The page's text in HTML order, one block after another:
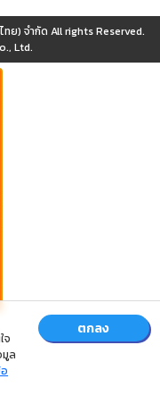
ทย) จำกัด All rights Reserved.
Ltd.
จ
ล
ตกลง